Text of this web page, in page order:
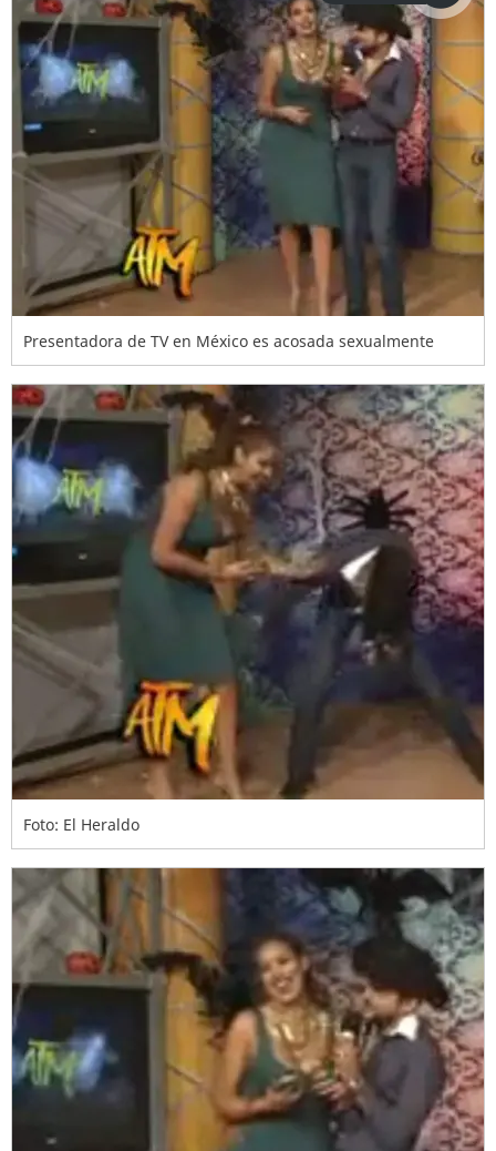
Presentadora de TV en México es acosada sexualmente
Foto: El Heraldo